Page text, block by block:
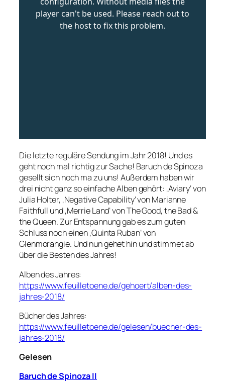
Die letzte reguläre Sendung im Jahr 2018! Und es
geht noch mal richtig zur Sache! Baruch de Spinoza
gesellt sich noch ma zu uns! Außerdem haben wir
drei nicht ganz so einfache Alben gehört: ‚Aviary‘ von
Julia Holter, ‚Negative Capability‘ von Marianne
Faithfull und ‚Merrie Land‘ von The Good, the Bad &
the Queen. Zur Entspannung gab es zum guten
Schluss noch einen ‚Quinta Ruban‘ von
Glenmorangie. Und nun gehet hin und stimmet ab
über die Besten des Jahres!
Alben des Jahres:
https://www.feuilletoene.de/gehoert/alben-des-
jahres-2018/
Bücher des Jahres:
https://www.feuilletoene.de/gelesen/buecher-des-
jahres-2018/
Gelesen
Baruch de Spinoza II